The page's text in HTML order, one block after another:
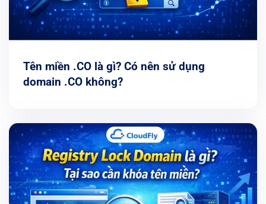
Tên miền .CO là gì? Có nên sử dụng
domain .CO không?